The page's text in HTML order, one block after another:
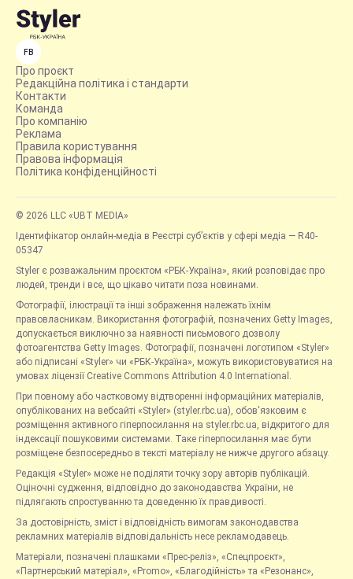
FB
Про проєкт
Редакційна політика і стандарти
Контакти
Команда
Про компанію
Реклама
Правила користування
Правова інформація
Політика конфіденційності
© 2026 LLC «UBT MEDIA»
Ідентифікатор онлайн-медіа в Реєстрі суб’єктів у сфері медіа — R40-
05347
Styler є розважальним проєктом «РБК-Україна», який розповідає про
людей, тренди і все, що цікаво читати поза новинами.
Фотографії, ілюстрації та інші зображення належать їхнім
правовласникам. Використання фотографій, позначених Getty Images,
допускається виключно за наявності письмового дозволу
фотоагентства Getty Images. Фотографії, позначені логотипом «Styler»
або підписані «Styler» чи «РБК-Україна», можуть використовуватися на
умовах ліцензії Creative Commons Attribution 4.0 International.
При повному або частковому відтворенні інформаційних матеріалів,
опублікованих на вебсайті «Styler» (styler.rbc.ua), обов'язковим є
розміщення активного гіперпосилання на styler.rbc.ua, відкритого для
індексації пошуковими системами. Таке гіперпосилання має бути
розміщене безпосередньо в тексті матеріалу не нижче другого абзацу.
Редакція «Styler» може не поділяти точку зору авторів публікацій.
Оціночні судження, відповідно до законодавства України, не
підлягають спростуванню та доведенню їх правдивості.
За достовірність, зміст і відповідність вимогам законодавства
рекламних матеріалів відповідальність несе рекламодавець.
Матеріали, позначені плашками «Прес-реліз», «Спецпроєкт»,
«Партнерський матеріал», «Promo», «Благодійність» та «Резонанс»,